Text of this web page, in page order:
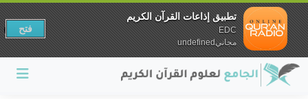
تطبيق إذاعات القرآن الكريم
EDC
مجانيundefined
فتح